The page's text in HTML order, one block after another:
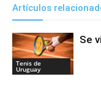
Artículos
Tenis de
Uruguay
Se